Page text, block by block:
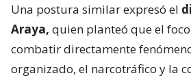
Una postura similar expresó el
Araya, quien planteó que el
combatir directamente
organizado, el narcotráfico y la